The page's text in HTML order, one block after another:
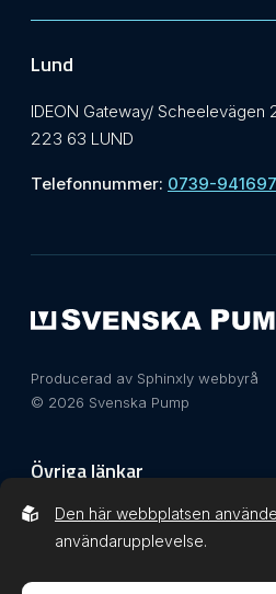
Lund
IDEON Gateway/ Scheelevägen
223 63 LUND
Telefonnummer: 0739-941697
Producerad av Sphinxly webbyrå
© 2026 Svenska Pump
Övriga länkar
Integritetspolicy
Den här webbplatsen
användarupplevelse.